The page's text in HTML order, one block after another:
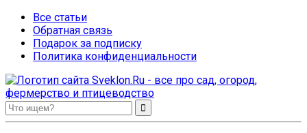
Все статьи
Обратная связь
Подарок за подписку
Политика конфиденциальности
Sveklon.Ru – все про сад, огород, фермерство и птицеводство